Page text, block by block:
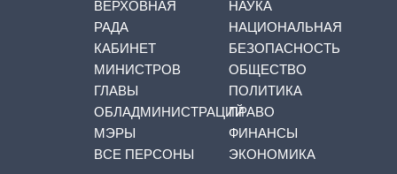
ВЕРХОВНАЯ
РАДА
КАБИНЕТ
МИНИСТРОВ
ГЛАВЫ
ОБЛАДМИНИСТРАЦИЙ
МЭРЫ
ВСЕ ПЕРСОНЫ
НАУКА
НАЦИОНАЛЬНАЯ
БЕЗОПАСНОСТЬ
ОБЩЕСТВО
ПОЛИТИКА
ПРАВО
ФИНАНСЫ
ЭКОНОМИКА